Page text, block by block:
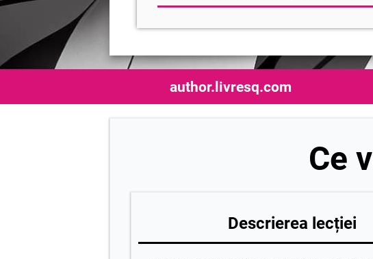
author.livresq.com
Ce
Descrierea lecției